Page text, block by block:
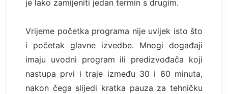
je lako zamijeniti jedan termin s drugim.
Vrijeme početka programa nije uvijek isto što
i početak glavne izvedbe. Mnogi događaji
imaju uvodni program ili predizvođača koji
nastupa prvi i traje između 30 i 60 minuta,
nakon čega slijedi kratka pauza za tehničku